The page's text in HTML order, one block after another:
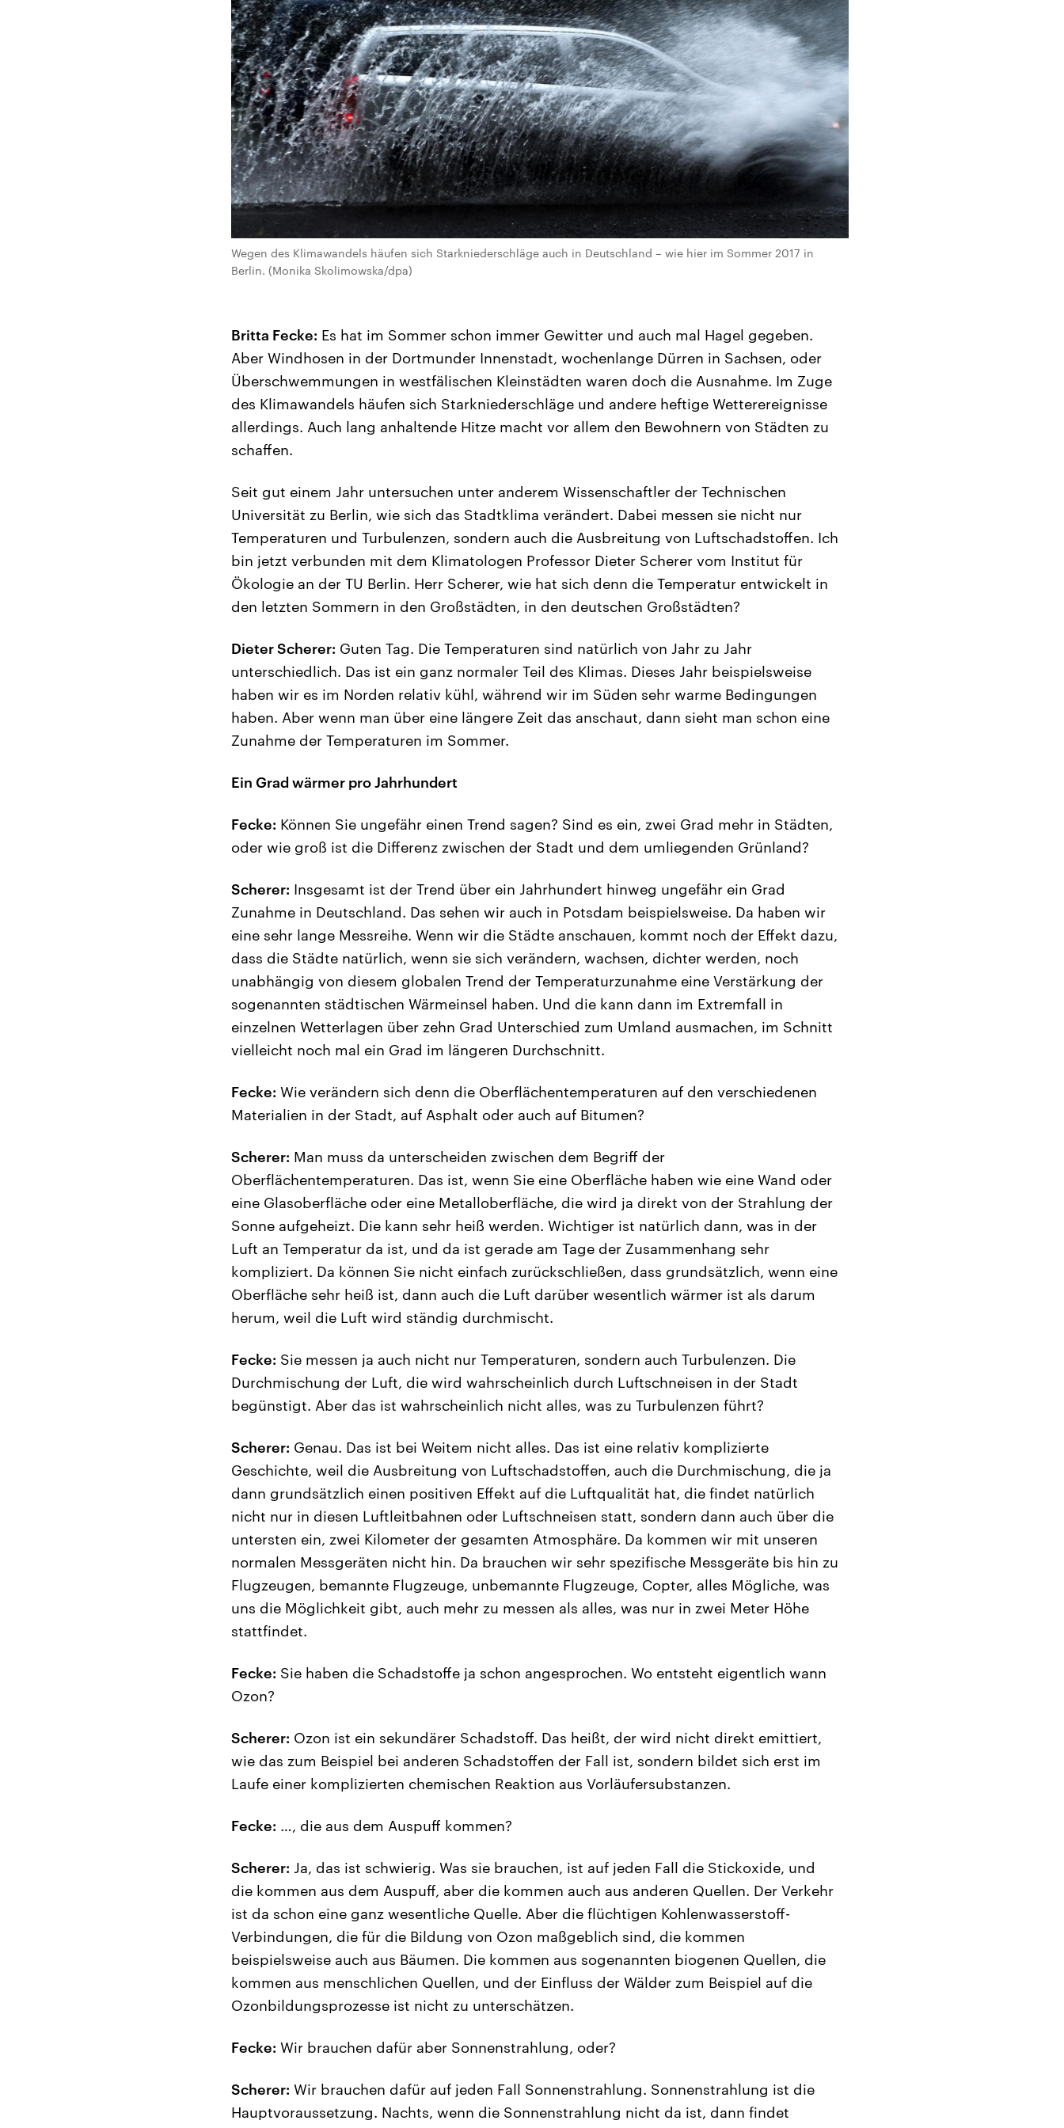
Wegen des Klimawandels häufen sich Starkniederschläge auch in Deutschland – wie hier im Sommer 2017 in
Berlin. (Monika Skolimowska/dpa)
Britta Fecke: Es hat im Sommer schon immer Gewitter und auch mal Hagel gegeben.
Aber Windhosen in der Dortmunder Innenstadt, wochenlange Dürren in Sachsen, oder
Überschwemmungen in westfälischen Kleinstädten waren doch die Ausnahme. Im Zuge
des Klimawandels häufen sich Starkniederschläge und andere heftige Wetterereignisse
allerdings. Auch lang anhaltende Hitze macht vor allem den Bewohnern von Städten zu
schaffen.
Seit gut einem Jahr untersuchen unter anderem Wissenschaftler der Technischen
Universität zu Berlin, wie sich das Stadtklima verändert. Dabei messen sie nicht nur
Temperaturen und Turbulenzen, sondern auch die Ausbreitung von Luftschadstoffen. Ich
bin jetzt verbunden mit dem Klimatologen Professor Dieter Scherer vom Institut für
Ökologie an der TU Berlin. Herr Scherer, wie hat sich denn die Temperatur entwickelt in
den letzten Sommern in den Großstädten, in den deutschen Großstädten?
Dieter Scherer: Guten Tag. Die Temperaturen sind natürlich von Jahr zu Jahr
unterschiedlich. Das ist ein ganz normaler Teil des Klimas. Dieses Jahr beispielsweise
haben wir es im Norden relativ kühl, während wir im Süden sehr warme Bedingungen
haben. Aber wenn man über eine längere Zeit das anschaut, dann sieht man schon eine
Zunahme der Temperaturen im Sommer.
Ein Grad wärmer pro Jahrhundert
Fecke: Können Sie ungefähr einen Trend sagen? Sind es ein, zwei Grad mehr in Städten,
oder wie groß ist die Differenz zwischen der Stadt und dem umliegenden Grünland?
Scherer: Insgesamt ist der Trend über ein Jahrhundert hinweg ungefähr ein Grad
Zunahme in Deutschland. Das sehen wir auch in Potsdam beispielsweise. Da haben wir
eine sehr lange Messreihe. Wenn wir die Städte anschauen, kommt noch der Effekt dazu,
dass die Städte natürlich, wenn sie sich verändern, wachsen, dichter werden, noch
unabhängig von diesem globalen Trend der Temperaturzunahme eine Verstärkung der
sogenannten städtischen Wärmeinsel haben. Und die kann dann im Extremfall in
einzelnen Wetterlagen über zehn Grad Unterschied zum Umland ausmachen, im Schnitt
vielleicht noch mal ein Grad im längeren Durchschnitt.
Fecke: Wie verändern sich denn die Oberflächentemperaturen auf den verschiedenen
Materialien in der Stadt, auf Asphalt oder auch auf Bitumen?
Scherer: Man muss da unterscheiden zwischen dem Begriff der
Oberflächentemperaturen. Das ist, wenn Sie eine Oberfläche haben wie eine Wand oder
eine Glasoberfläche oder eine Metalloberfläche, die wird ja direkt von der Strahlung der
Sonne aufgeheizt. Die kann sehr heiß werden. Wichtiger ist natürlich dann, was in der
Luft an Temperatur da ist, und da ist gerade am Tage der Zusammenhang sehr
kompliziert. Da können Sie nicht einfach zurückschließen, dass grundsätzlich, wenn eine
Oberfläche sehr heiß ist, dann auch die Luft darüber wesentlich wärmer ist als darum
herum, weil die Luft wird ständig durchmischt.
Fecke: Sie messen ja auch nicht nur Temperaturen, sondern auch Turbulenzen. Die
Durchmischung der Luft, die wird wahrscheinlich durch Luftschneisen in der Stadt
begünstigt. Aber das ist wahrscheinlich nicht alles, was zu Turbulenzen führt?
Scherer: Genau. Das ist bei Weitem nicht alles. Das ist eine relativ komplizierte
Geschichte, weil die Ausbreitung von Luftschadstoffen, auch die Durchmischung, die ja
dann grundsätzlich einen positiven Effekt auf die Luftqualität hat, die findet natürlich
nicht nur in diesen Luftleitbahnen oder Luftschneisen statt, sondern dann auch über die
untersten ein, zwei Kilometer der gesamten Atmosphäre. Da kommen wir mit unseren
normalen Messgeräten nicht hin. Da brauchen wir sehr spezifische Messgeräte bis hin zu
Flugzeugen, bemannte Flugzeuge, unbemannte Flugzeuge, Copter, alles Mögliche, was
uns die Möglichkeit gibt, auch mehr zu messen als alles, was nur in zwei Meter Höhe
stattfindet.
Fecke: Sie haben die Schadstoffe ja schon angesprochen. Wo entsteht eigentlich wann
Ozon?
Scherer: Ozon ist ein sekundärer Schadstoff. Das heißt, der wird nicht direkt emittiert,
wie das zum Beispiel bei anderen Schadstoffen der Fall ist, sondern bildet sich erst im
Laufe einer komplizierten chemischen Reaktion aus Vorläufersubstanzen.
Fecke: …, die aus dem Auspuff kommen?
Scherer: Ja, das ist schwierig. Was sie brauchen, ist auf jeden Fall die Stickoxide, und
die kommen aus dem Auspuff, aber die kommen auch aus anderen Quellen. Der Verkehr
ist da schon eine ganz wesentliche Quelle. Aber die flüchtigen Kohlenwasserstoff-
Verbindungen, die für die Bildung von Ozon maßgeblich sind, die kommen
beispielsweise auch aus Bäumen. Die kommen aus sogenannten biogenen Quellen, die
kommen aus menschlichen Quellen, und der Einfluss der Wälder zum Beispiel auf die
Ozonbildungsprozesse ist nicht zu unterschätzen.
Fecke: Wir brauchen dafür aber Sonnenstrahlung, oder?
Scherer: Wir brauchen dafür auf jeden Fall Sonnenstrahlung. Sonnenstrahlung ist die
Hauptvoraussetzung. Nachts, wenn die Sonnenstrahlung nicht da ist, dann findet